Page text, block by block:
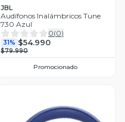
JBL
Audífonos Inalámbricos Tune
730 Azul
0(0)
31% $54.990
$79.990
Promocionado